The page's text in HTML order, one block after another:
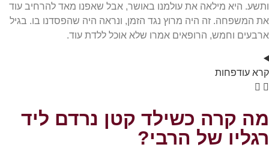
ותשע. היא מילאה את עולמנו באושר, אבל שאפנו מאד להרחיב עוד
את המשפחה. זה היה מרוץ נגד הזמן, ונראה היה שהפסדנו בו. בגיל
ארבעים וחמש, הרופאים אמרו שלא אוכל ללדת עוד.
קרא עודפחות
מה קרה כשילד קטן נרדם ליד
רגליו של הרבי?